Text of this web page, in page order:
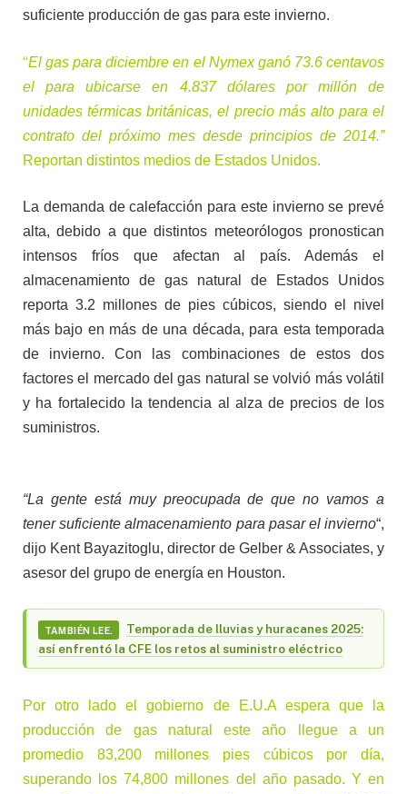
suficiente producción de gas para este invierno.
“El gas para diciembre en el Nymex ganó 73.6 centavos
el para ubicarse en 4.837 dólares por millón de
unidades térmicas británicas, el precio más alto para el
contrato del próximo mes desde principios de 2014.”
Reportan distintos medios de Estados Unidos.
La demanda de calefacción para este invierno se prevé
alta, debido a que distintos meteorólogos pronostican
intensos fríos que afectan al país. Además el
almacenamiento de gas natural de Estados Unidos
reporta 3.2 millones de pies cúbicos, siendo el nivel
más bajo en más de una década, para esta temporada
de invierno. Con las combinaciones de estos dos
factores el mercado del gas natural se volvió más volátil
y ha fortalecido la tendencia al alza de precios de los
suministros.
“La gente está muy preocupada de que no vamos a
tener suficiente almacenamiento para pasar el invierno“,
dijo Kent Bayazitoglu, director de Gelber & Associates, y
asesor del grupo de energía en Houston.
TAMBIÉN LEE.
Temporada de lluvias y huracanes 2025:
así enfrentó la CFE los retos al suministro eléctrico
Por otro lado el gobierno de E.U.A espera que la
producción de gas natural este año llegue a un
promedio 83,200 millones pies cúbicos por día,
superando los 74,800 millones del año pasado. Y en